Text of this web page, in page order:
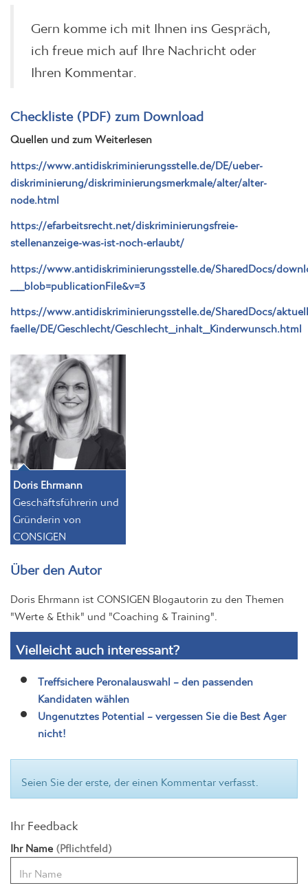
Gern komme ich mit Ihnen ins Gespräch,
ich freue mich auf Ihre Nachricht oder
Ihren Kommentar.
Checkliste (PDF) zum Download
Quellen und zum Weiterlesen
https://www.antidiskriminierungsstelle.de/DE/ueber-
diskriminierung/diskriminierungsmerkmale/alter/alter-
node.html
https://efarbeitsrecht.net/diskriminierungsfreie-
stellenanzeige-was-ist-noch-erlaubt/
https://www.antidiskriminierungsstelle.de/SharedDocs/
__blob=publicationFile&v=3
https://www.antidiskriminierungsstelle.de/SharedDocs/
faelle/DE/Geschlecht/Geschlecht_inhalt_Kinderwunsch.html
Doris Ehrmann
Geschäftsführerin und
Gründerin von
CONSIGEN
Über den Autor
Doris Ehrmann ist CONSIGEN Blogautorin zu den Themen
"Werte & Ethik" und "Coaching & Training".
Vielleicht auch interessant?
Treffsichere Peronalauswahl – den passenden
Kandidaten wählen
Ungenutztes Potential – vergessen Sie die Best Ager
nicht!
Seien Sie der erste, der einen Kommentar verfasst.
Ihr Feedback
Ihr Name(Pflichtfeld)